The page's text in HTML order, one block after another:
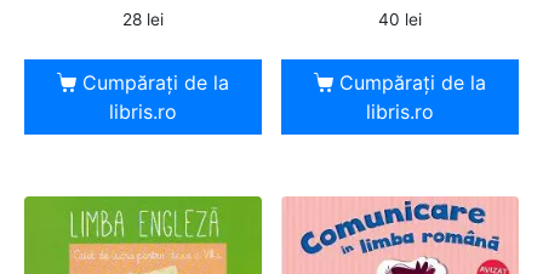
28 lei
Cumpărați de la
libris.ro
40 lei
Cumpărați de la
libris.ro